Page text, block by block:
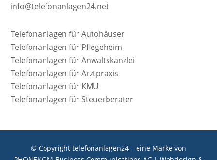
info@telefonanlagen24.net
Telefonanlagen für Autohäuser
Telefonanlagen für Pflegeheim
Telefonanlagen für Anwaltskanzlei
Telefonanlagen für Arztpraxis
Telefonanlagen für KMU
Telefonanlagen für Steuerberater
© Copyright telefonanlagen24 – eine Marke von